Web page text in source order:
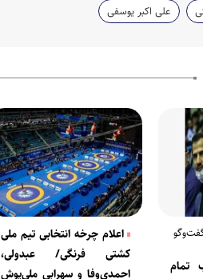
علی اکبر یوسفی
تمام
اعلام چرخه انتخابی تیم ملی
کشتی فرنگی/ عبدولی،
احمدی‌وفا و سهرابی ملی‌پوش